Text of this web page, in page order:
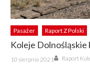
Pasażer Raport Z Polski
Koleje
Posted
on
10 sierpnia 2021 Author
Raport